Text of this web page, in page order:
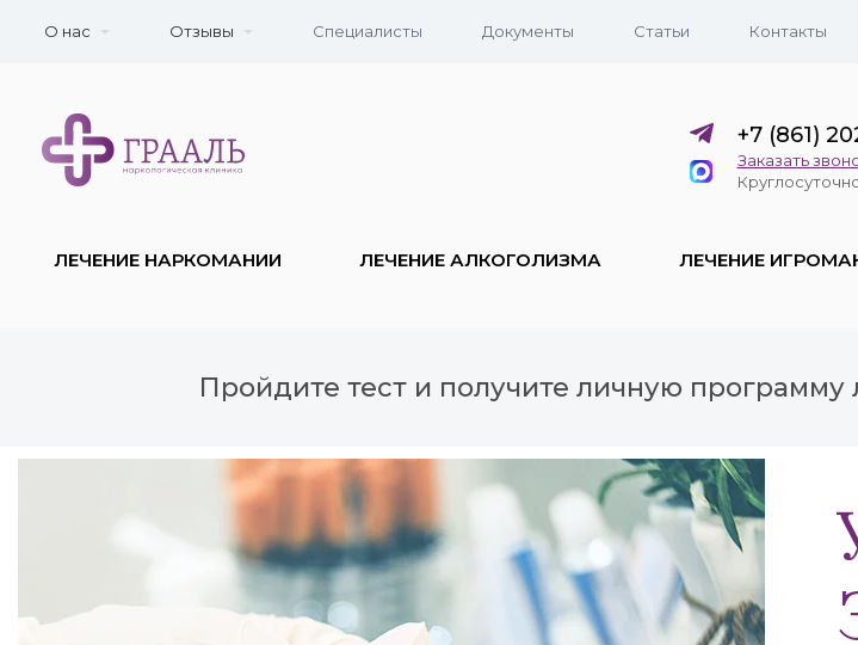
О нас Отзывы Специалисты Документы Статьи Контакты
+7 (861)
Заказать
ЛЕЧЕНИЕ НАРКОМАНИИ ЛЕЧЕНИЕ АЛКОГОЛИЗМА ЛЕЧЕНИЕ
Пройдите тест и получите личную программу